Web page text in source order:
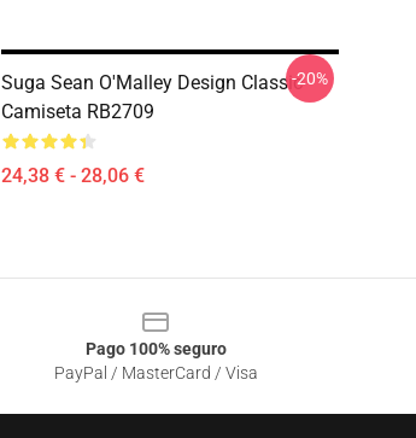
Suga Sean O'Malley Design Classic
Camiseta RB2709
24,38 € - 28,06 €
-20%
Pago 100% seguro
PayPal / MasterCard / Visa